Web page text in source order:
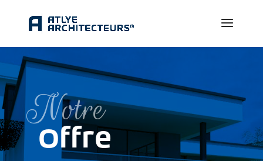
Notre
Offre